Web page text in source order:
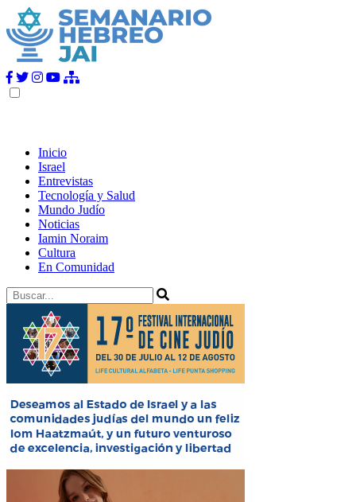
Inicio
Israel
Entrevistas
Tecnología y Salud
Mundo Judío
Noticias
Iamin Noraim
Cultura
En Comunidad